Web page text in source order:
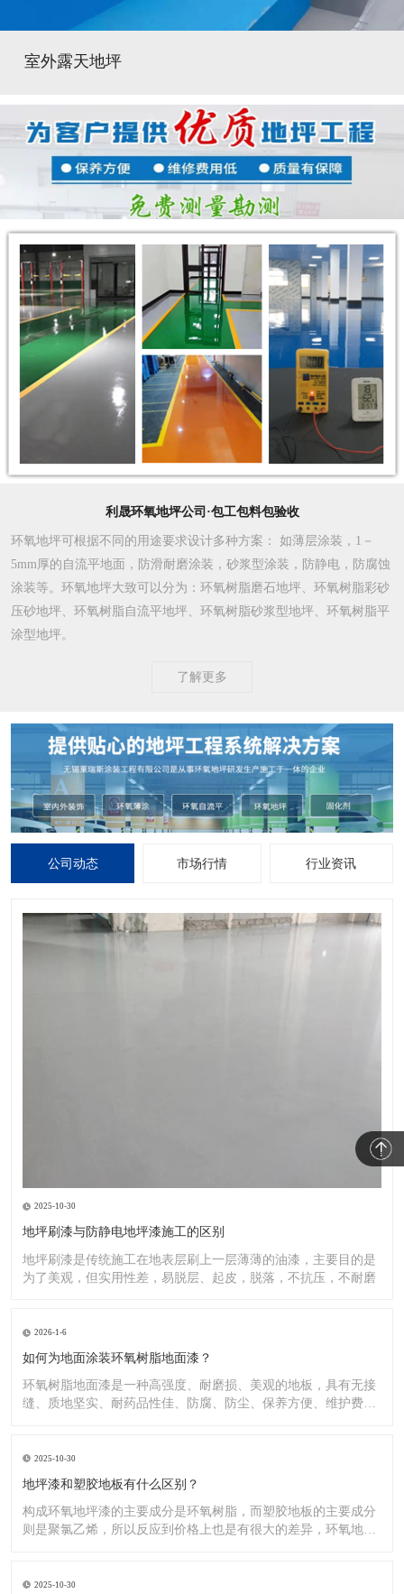
室外露天地坪
利晟环氧地坪公司·包工包料包验收
环氧地坪可根据不同的用途要求设计多种方案 ： 如薄层涂装，1－
5mm厚的自流平地面，防滑耐磨涂装，砂浆型涂装，防静电，防腐蚀
涂装等。环氧地坪大致可以分为：环氧树脂磨石地坪、环氧树脂彩砂
压砂地坪、环氧树脂自流平地坪、环氧树脂砂浆型地坪、环氧树脂平
涂型地坪。
了解更多
公司动态 市场行情 行业资讯
2025-10-30
地坪刷漆与防静电地坪漆施工的区别
地坪刷漆是传统施工在地表层刷上一层薄薄的油漆，主要目的是
为了美观，但实用性差，易脱层、起皮，脱落，不抗压，不耐磨
2026-1-6
如何为地面涂装环氧树脂地面漆？
环氧树脂地面漆是一种高强度、耐磨损、美观的地板，具有无接
缝、质地坚实、耐药品性佳、防腐、防尘、保养方便、维护费用
2025-10-30
地坪漆和塑胶地板有什么区别？
构成环氧地坪漆的主要成分是环氧树脂，而塑胶地板的主要成分
则是聚氯乙烯，所以反应到价格上也是有很大的差异，环氧地坪
2025-10-30